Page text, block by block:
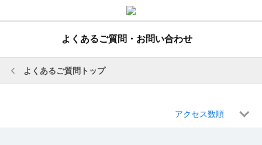
よくあるご質問・お問い合わせ
よくあるご質問トップ
アクセス数順